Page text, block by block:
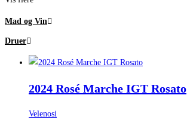
Mad og Vin
Druer
2024 Rosé Marche IGT Rosato
Velenosi